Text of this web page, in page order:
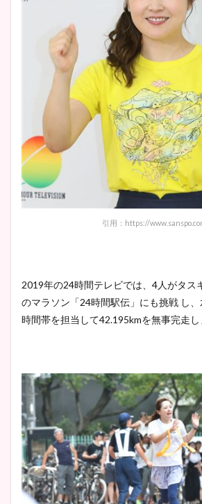
引用：https://
2019年の24時間テレビでは、4人がタス
のマラソン「24時間駅伝」にも挑戦 し
時間帯を担当して42.195kmを無事完走し